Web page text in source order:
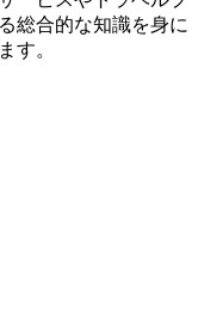
総合的な知識を身に
す。